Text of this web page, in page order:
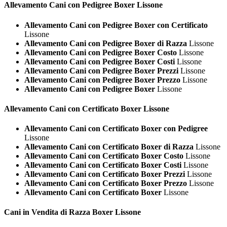
Allevamento Cani con Pedigree Boxer Lissone
Allevamento Cani con Pedigree Boxer con Certificato
Lissone
Allevamento Cani con Pedigree Boxer di Razza Lissone
Allevamento Cani con Pedigree Boxer Costo Lissone
Allevamento Cani con Pedigree Boxer Costi Lissone
Allevamento Cani con Pedigree Boxer Prezzi Lissone
Allevamento Cani con Pedigree Boxer Prezzo Lissone
Allevamento Cani con Pedigree Boxer Lissone
Allevamento Cani con Certificato Boxer Lissone
Allevamento Cani con Certificato Boxer con Pedigree
Lissone
Allevamento Cani con Certificato Boxer di Razza Lissone
Allevamento Cani con Certificato Boxer Costo Lissone
Allevamento Cani con Certificato Boxer Costi Lissone
Allevamento Cani con Certificato Boxer Prezzi Lissone
Allevamento Cani con Certificato Boxer Prezzo Lissone
Allevamento Cani con Certificato Boxer Lissone
Cani in Vendita di Razza Boxer Lissone